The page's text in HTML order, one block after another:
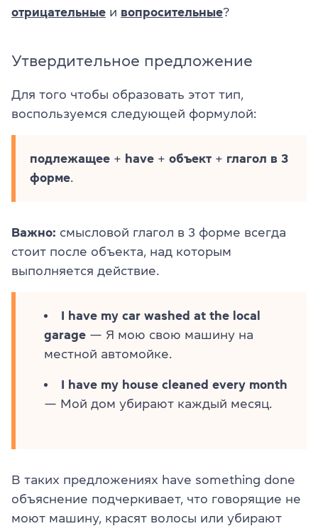
отрицательные и вопросительные?
Утвердительное предложение
Для того чтобы образовать этот тип,
воспользуемся следующей формулой:
подлежащее + have + объект + глагол в 3
форме
Важно: смысловой глагол в 3 форме всегда
стоит после объекта, над которым
выполняется действие.
I have my car washed at the local
garage — Я мою свою машину на
местной автомойке.
I have my house cleaned every month
— Мой дом убирают каждый месяц.
В таких предложениях have something done
объяснение подчеркивает, что говорящие не
моют машину, красят волосы или убирают